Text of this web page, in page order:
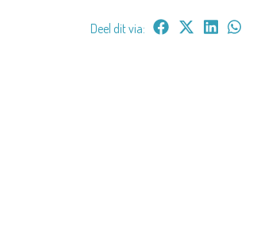
Deel dit via: